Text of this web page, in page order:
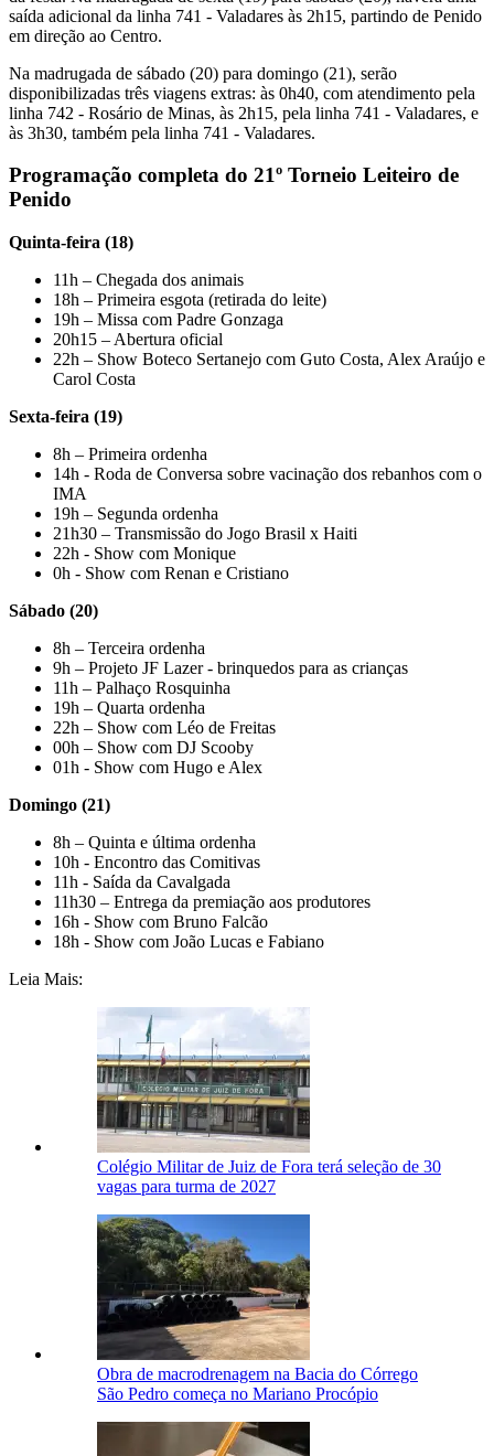
saída adicional da linha 741 - Valadares às 2h15, partindo de Penido
em direção ao Centro.
Na madrugada de sábado (20) para domingo (21), serão
disponibilizadas três viagens extras: às 0h40, com atendimento pela
linha 742 - Rosário de Minas, às 2h15, pela linha 741 - Valadares, e
às 3h30, também pela linha 741 - Valadares.
Programação completa do 21º Torneio Leiteiro de
Penido
Quinta-feira (18)
11h – Chegada dos animais
18h – Primeira esgota (retirada do leite)
19h – Missa com Padre Gonzaga
20h15 – Abertura oficial
22h – Show Boteco Sertanejo com Guto Costa, Alex Araújo e
Carol Costa
Sexta-feira (19)
8h – Primeira ordenha
14h - Roda de Conversa sobre vacinação dos rebanhos com o
IMA
19h – Segunda ordenha
21h30 – Transmissão do Jogo Brasil x Haiti
22h - Show com Monique
0h - Show com Renan e Cristiano
Sábado (20)
8h – Terceira ordenha
9h – Projeto JF Lazer - brinquedos para as crianças
11h – Palhaço Rosquinha
19h – Quarta ordenha
22h – Show com Léo de Freitas
00h – Show com DJ Scooby
01h - Show com Hugo e Alex
Domingo (21)
8h – Quinta e última ordenha
10h - Encontro das Comitivas
11h - Saída da Cavalgada
11h30 – Entrega da premiação aos produtores
16h - Show com Bruno Falcão
18h - Show com João Lucas e Fabiano
Leia Mais:
Colégio Militar de Juiz de Fora terá seleção de 30
vagas para turma de 2027
Obra de macrodrenagem na Bacia do Córrego
São Pedro começa no Mariano Procópio